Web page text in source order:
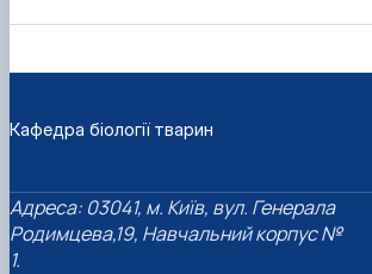
Кафедра біології тварин
Адреса: 03041, м. Київ, вул. Генерала
Родимцева,19, Навчальний корпус №
1.